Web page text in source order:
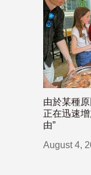
由於某種
正在迅速
由”
August 4,